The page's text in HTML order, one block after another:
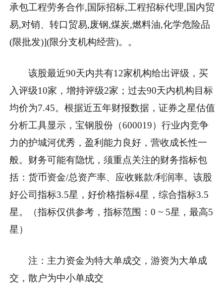
承包工程劳务合作,国际招标,工程招标代理,国内贸
易,对销、转口贸易,废钢,煤炭,燃料油,化学危险品
(限批发)](限分支机构经营)。。
该股最近90天内共有12家机构给出评级，买
入评级10家，增持评级2家；过去90天内机构目标
均价为7.45。根据近五年财报数据，证券之星估值
分析工具显示，宝钢股份（600019）行业内竞争
力的护城河优秀，盈利能力良好，营收成长性一
般。财务可能有隐忧，须重点关注的财务指标包
括：货币资金/总资产率、应收账款/利润率。该股
好公司指标3.5星，好价格指标4星，综合指标3.5
星。（指标仅供参考，指标范围：0 ~ 5星，最高5
星）
注：主力资金为特大单成交，游资为大单成
交，散户为中小单成交